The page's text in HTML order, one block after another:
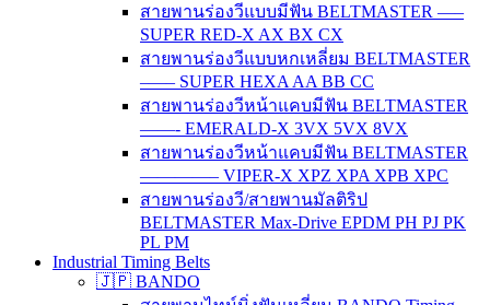
สายพานร่องวีแบบมีฟัน BELTMASTER —–
SUPER RED-X AX BX CX
สายพานร่องวีแบบหกเหลี่ยม BELTMASTER
–—– SUPER HEXA AA BB CC
สายพานร่องวีหน้าแคบมีฟัน BELTMASTER
——- EMERALD-X 3VX 5VX 8VX
สายพานร่องวีหน้าแคบมีฟัน BELTMASTER
————– VIPER-X XPZ XPA XPB XPC
สายพานร่องวี/สายพานมัลติริป
BELTMASTER Max-Drive EPDM PH PJ PK
PL PM
Industrial Timing Belts
🇯🇵 BANDO